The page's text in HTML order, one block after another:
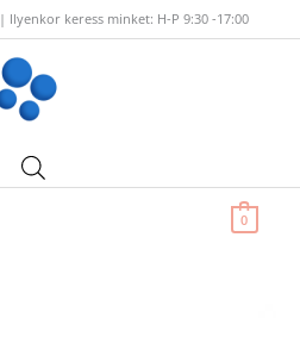
| Ilyenkor keress minket: H-P 9:30 -17:00
0